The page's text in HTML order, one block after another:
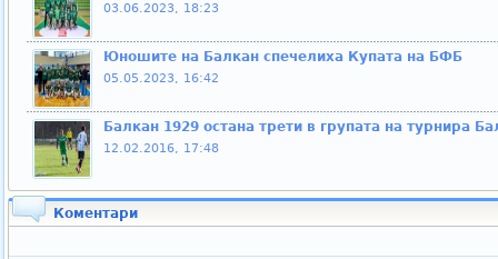
03.06.2023, 18:23
Юношите на Балкан спечелиха Купата на БФБ
05.05.2023, 16:42
Балкан 1929 остана трети в групата на турнира
12.02.2016, 17:48
Коментари